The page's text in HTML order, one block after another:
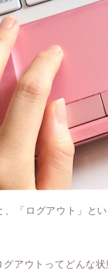
「ログアウト」と
アウトってどんな状